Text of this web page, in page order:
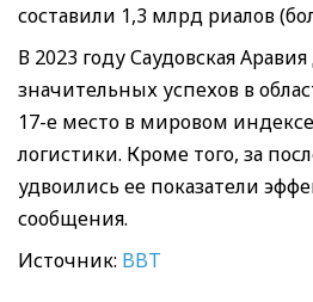
составили 1,3 млрд риалов
В 2023 году Саудовская
значительных успехов в
17-е место в мировом
логистики. Кроме того, за
удвоились ее показатели
сообщения.
Источник: BBT